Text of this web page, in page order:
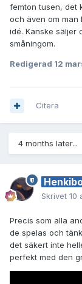
femton tusen, det
och även om man
idé. Kanske säljer
småningom.
Redigerad 12
Citera
4 months later...
Skrivet 10
Precis som alla
de spelas och
det säkert inte
perfekt med den